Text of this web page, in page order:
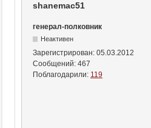
shanemac51
генерал-полковник
Неактивен
Зарегистрирован: 05.03.2012
Сообщений: 467
Поблагодарили: 119